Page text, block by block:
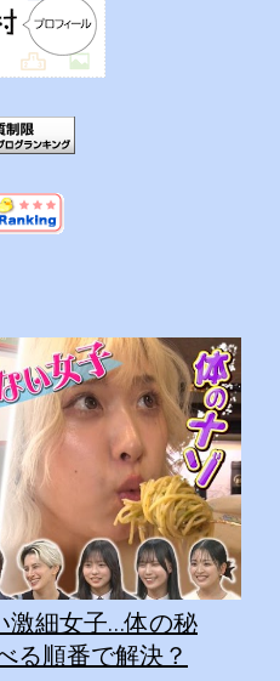
激細女子…体の秘
る順番で解決？